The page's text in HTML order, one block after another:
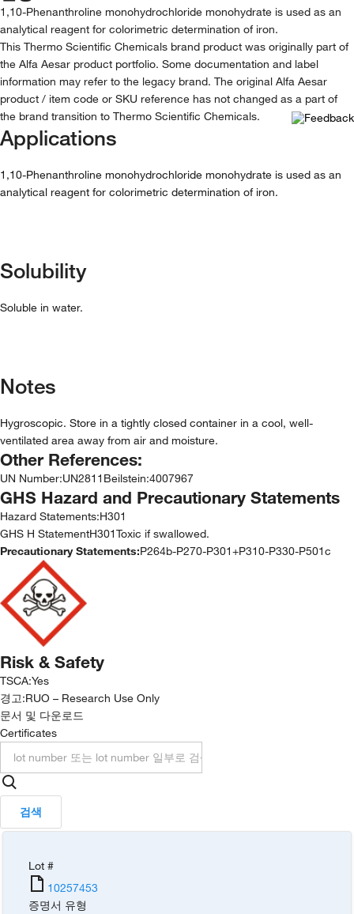
1,10-Phenanthroline monohydrochloride monohydrate is used as an
analytical reagent for colorimetric determination of iron.
This Thermo Scientific Chemicals brand product was originally part of
the Alfa Aesar product portfolio. Some documentation and label
information may refer to the legacy brand. The original Alfa Aesar
product / item code or SKU reference has not changed as a part of
the brand transition to Thermo Scientific Chemicals.
Applications
1,10-Phenanthroline monohydrochloride monohydrate is used as an
analytical reagent for colorimetric determination of iron.
Solubility
Soluble in water.
Notes
Hygroscopic. Store in a tightly closed container in a cool, well-
ventilated area away from air and moisture.
Other References:
UN Number:UN2811 Beilstein:4007967
GHS Hazard and Precautionary Statements
Hazard Statements:H301
GHS H StatementH301Toxic if swallowed.
Precautionary Statements:P264b-P270-P301+P310-P330-P501c
Risk & Safety
TSCA:Yes
경고:RUO – Research Use Only
문서 및 다운로드
Certificates
검색
Lot #
10257453
증명서 유형